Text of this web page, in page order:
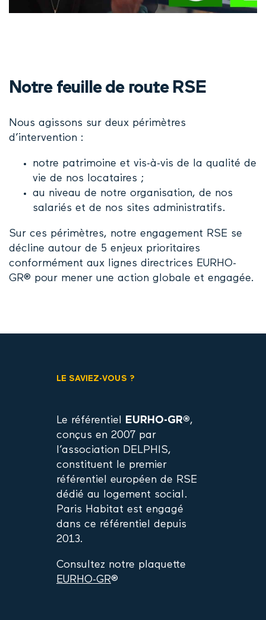
Notre feuille de route RSE
Nous agissons sur deux périmètres
d’intervention :
notre patrimoine et vis-à-vis de la qualité de
vie de nos locataires ;
au niveau de notre organisation, de nos
salariés et de nos sites administratifs.
Sur ces périmètres, notre engagement RSE se
décline autour de 5 enjeux prioritaires
conformément aux lignes directrices EURHO-
GR® pour mener une action globale et engagée.
LE SAVIEZ-VOUS ?
Le référentiel EURHO-GR®,
conçus en 2007 par
l’association DELPHIS,
constituent le premier
référentiel européen de RSE
dédié au logement social.
Paris Habitat est engagé
dans ce référentiel depuis
2013.
Consultez notre plaquette
EURHO-GR®